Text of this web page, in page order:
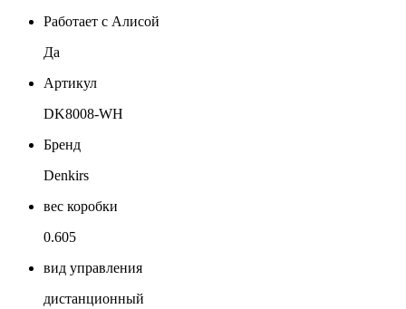
Работает с Алисой
Да
Артикул
DK8008-WH
Бренд
Denkirs
вес коробки
0.605
вид управления
дистанционный